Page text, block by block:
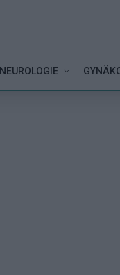
NEUROLOGIE